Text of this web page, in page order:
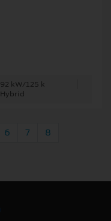
92 kW/125 k
Hybrid
6 7 8